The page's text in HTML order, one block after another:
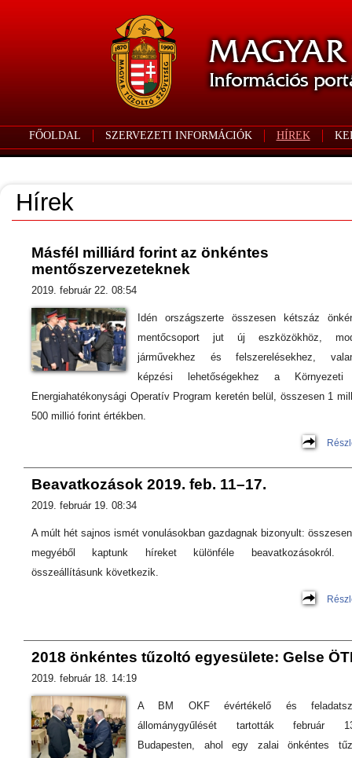
FŐOLDAL SZERVEZETI INFORMÁCIÓK HÍREK
Hírek
Másfél milliárd forint az önkéntes
mentőszervezeteknek
2019. február 22. 08:54
Idén országszerte összesen kétszáz
mentőcsoport jut új eszközökhöz,
járművekhez és felszerelésekhez,
képzési lehetőségekhez a
Energiahatékonysági Operatív Program keretén belül, összesen 1
500 millió forint értékben.
Beavatkozások 2019. feb. 11–17.
2019. február 19. 08:34
A múlt hét sajnos ismét vonulásokban gazdagnak bizonyult:
megyéből kaptunk híreket különféle beavatkozásokról.
összeállításunk következik.
2018 önkéntes tűzoltó egyesülete: Gelse
2019. február 18. 14:19
A BM OKF évértékelő és
állománygyűlését tartották február
Budapesten, ahol egy zalai önkéntes